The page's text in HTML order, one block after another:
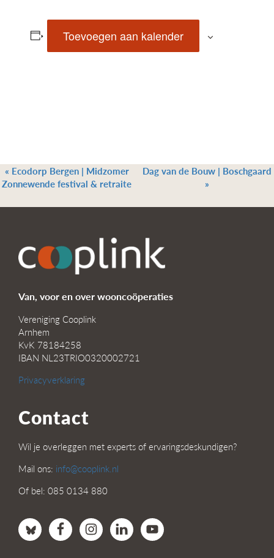
Toevoegen aan kalender
« Ecodorp Bergen | Midzomer
Zonnewende festival & retraite
Dag van de Bouw | Boschgaard
»
Van, voor en over wooncoöperaties
Vereniging Cooplink
Arnhem
KvK 78184258
IBAN NL23TRIO0320002721
Privacyverklaring
Contact
Wil je overleggen met experts of ervaringsdeskundigen?
Mail ons: info@cooplink.nl
Of bel: 085 0134 880